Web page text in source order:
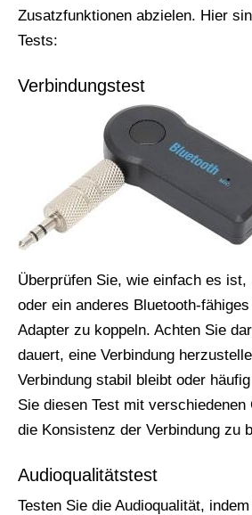
Zusatzfunktionen abzielen. Hier
Tests:
Verbindungstest
Überprüfen Sie, wie einfach es ist,
oder ein anderes Bluetooth-
Adapter zu koppeln. Achten Sie
dauert, eine Verbindung
Verbindung stabil bleibt oder
Sie diesen Test mit verschiedenen
die Konsistenz der Verbindung zu
Audioqualitätstest
Testen Sie die Audioqualität,